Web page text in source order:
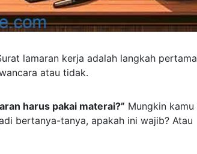
lamaran kerja adalah langkah pertama
atau tidak.
harus pakai materai?” Mungkin kamu
bertanya-tanya, apakah ini wajib? Atau